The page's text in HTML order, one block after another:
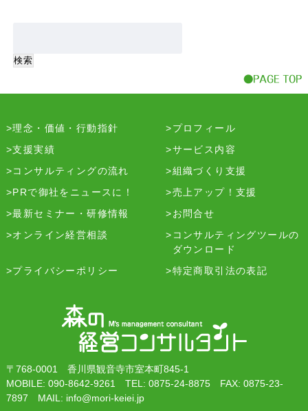
理念・価値・行動指針
プロフィール
支援実績
サービス内容
コンサルティングの流れ
組織づくり支援
PRで御社をニュースに！
売上アップ！支援
最新セミナー・研修情報
お問合せ
オンライン経営相談
コンサルティングツールの
ダウンロード
プライバシーポリシー
特定商取引法の表記
〒768-0001 香川県観音寺市室本町845-1
MOBILE: 090-8642-9261 TEL: 0875-24-8875 FAX: 0875-23-
7897 MAIL: info@mori-keiei.jp